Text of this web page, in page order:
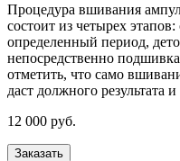
Процедура вшивания
состоит из четырех этапов:
определенный период,
непосредственно
отметить, что само
даст должного результата
12 000 руб.
Заказать